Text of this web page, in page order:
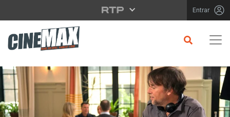
Saltar para o conteúdo principal Entrar